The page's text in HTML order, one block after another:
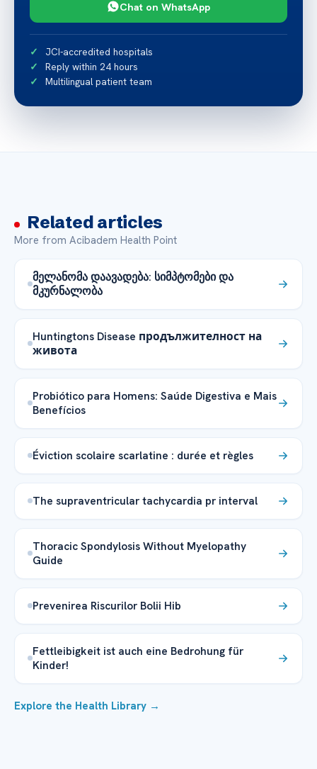
Chat on WhatsApp
JCI-accredited hospitals
Reply within 24 hours
Multilingual patient team
Related articles
More from Acibadem Health Point
მელანომა დაავადება: სიმპტომები და
მკურნალობა
Huntingtons Disease продължителност на
живота
Probiótico para Homens: Saúde Digestiva e Mais
Benefícios
Éviction scolaire scarlatine : durée et règles
The supraventricular tachycardia pr interval
Thoracic Spondylosis Without Myelopathy
Guide
Prevenirea Riscurilor Bolii Hib
Fettleibigkeit ist auch eine Bedrohung für
Kinder!
Explore the Health Library →